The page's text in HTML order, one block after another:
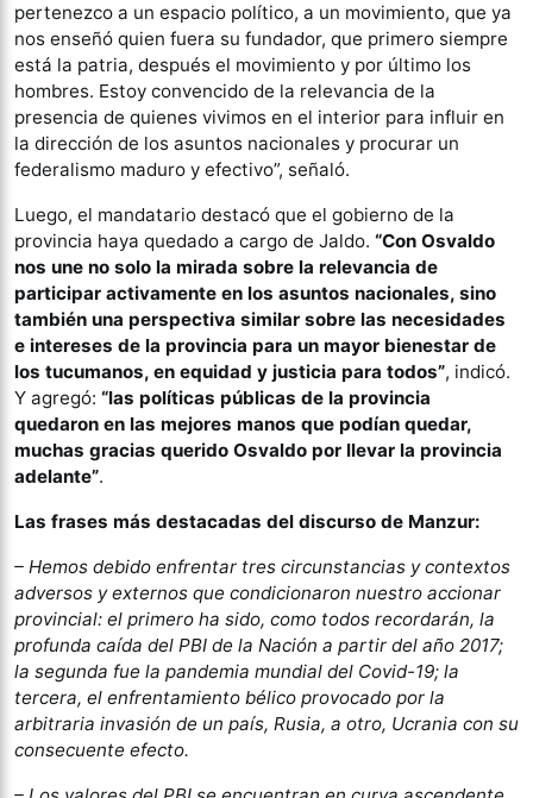
pertenezco a un espacio político, a un movimiento, que ya
nos enseñó quien fuera su fundador, que primero siempre
está la patria, después el movimiento y por último los
hombres. Estoy convencido de la relevancia de la
presencia de quienes vivimos en el interior para influir en
la dirección de los asuntos nacionales y procurar un
federalismo maduro y efectivo”, señaló.
Luego, el mandatario destacó que el gobierno de la
provincia haya quedado a cargo de Jaldo. “Con Osvaldo
nos une no solo la mirada sobre la relevancia de
participar activamente en los asuntos nacionales, sino
también una perspectiva similar sobre las necesidades
e intereses de la provincia para un mayor bienestar de
los tucumanos, en equidad y justicia para todos”, indicó.
Y agregó: “las políticas públicas de la provincia
quedaron en las mejores manos que podían quedar,
muchas gracias querido Osvaldo por llevar la provincia
adelante”.
Las frases más destacadas del discurso de Manzur:
– Hemos debido enfrentar tres circunstancias y contextos
adversos y externos que condicionaron nuestro accionar
provincial: el primero ha sido, como todos recordarán, la
profunda caída del PBI de la Nación a partir del año 2017;
la segunda fue la pandemia mundial del Covid-19; la
tercera, el enfrentamiento bélico provocado por la
arbitraria invasión de un país, Rusia, a otro, Ucrania con su
consecuente efecto.